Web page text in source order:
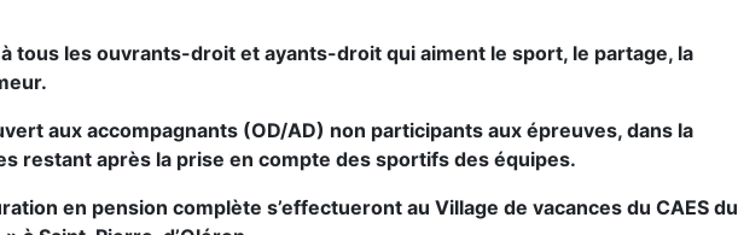
tous les ouvrants-droit et ayants-droit qui aiment le sport, le partage, la
aux accompagnants (OD/AD) non participants aux épreuves, dans la
restant après la prise en compte des sportifs des équipes.
en pension complète s’effectueront au Village de vacances du CAES du